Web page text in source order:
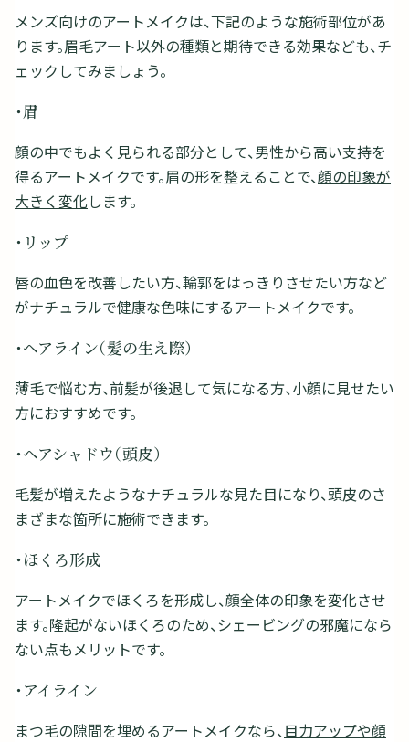
メンズ向けのアートメイクは、下記のような施術部位があ
ります。眉毛アート以外の種類と期待できる効果なども、チ
ェックしてみましょう。
・眉
顔の中でもよく見られる部分として、男性から高い支持を
得るアートメイクです。眉の形を整えることで、顔の印象が
大きく変化します。
・リップ
唇の血色を改善したい方、輪郭をはっきりさせたい方など
がナチュラルで健康な色味にするアートメイクです。
・ヘアライン（髪の生え際）
薄毛で悩む方、前髪が後退して気になる方、小顔に見せたい
方におすすめです。
・ヘアシャドウ（頭皮）
毛髪が増えたようなナチュラルな見た目になり、頭皮のさ
まざまな箇所に施術できます。
・ほくろ形成
アートメイクでほくろを形成し、顔全体の印象を変化させ
ます。隆起がないほくろのため、シェービングの邪魔になら
ない点もメリットです。
・アイライン
まつ毛の隙間を埋めるアートメイクなら、目力アップや顔